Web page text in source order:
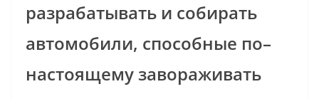
разрабатывать и собирать
автомобили, способные по–
настоящему завораживать